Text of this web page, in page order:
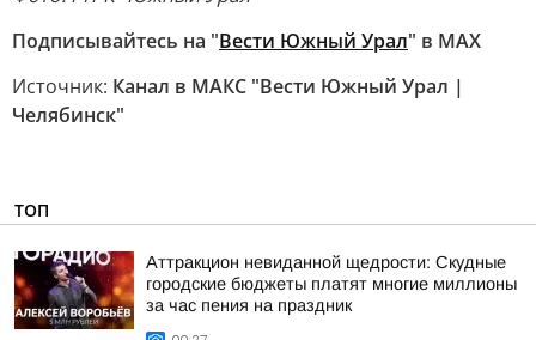
Подписывайтесь на "Вести Южный Урал" в MAХ
Источник: Канал в МАКС "Вести Южный Урал |
Челябинск"
ТОП
Аттракцион невиданной щедрости: Скудные
городские бюджеты платят многие миллионы
за час пения на праздник